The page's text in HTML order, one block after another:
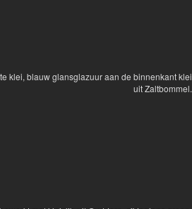
klei, blauw glansglazuur aan de binnenkant klei
uit Zaltbommel.